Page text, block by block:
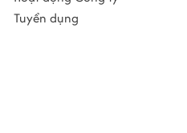
Tuyển dụng